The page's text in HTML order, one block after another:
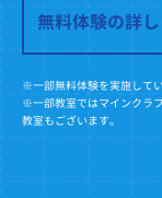
無料体験の詳
※一部無料体験を実施して
※一部教室ではマインクラ
教室もございます。